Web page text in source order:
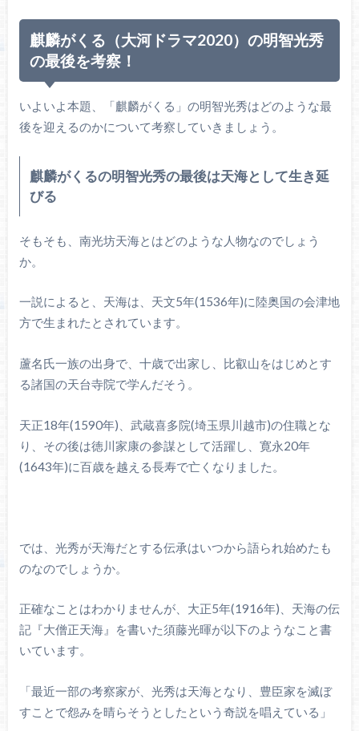
麒麟がくる（大河ドラマ2020）の明智光秀
の最後を考察！
いよいよ本題、「麒麟がくる」の明智光秀はどのような最
後を迎えるのかについて考察していきましょう。
麒麟がくるの明智光秀の最後は天海として生き延
びる
そもそも、南光坊天海とはどのような人物なのでしょう
か。
一説によると、天海は、天文5年(1536年)に陸奥国の会津地
方で生まれたとされています。
蘆名氏一族の出身で、十歳で出家し、比叡山をはじめとす
る諸国の天台寺院で学んだそう。
天正18年(1590年)、武蔵喜多院(埼玉県川越市)の住職とな
り、その後は徳川家康の参謀として活躍し、寛永20年
(1643年)に百歳を越える長寿で亡くなりました。
では、光秀が天海だとする伝承はいつから語られ始めたも
のなのでしょうか。
正確なことはわかりませんが、大正5年(1916年)、天海の伝
記『大僧正天海』を書いた須藤光暉が以下のようなこと書
いています。
「最近一部の考察家が、光秀は天海となり、豊臣家を滅ぼ
すことで怨みを晴らそうとしたという奇説を唱えている」